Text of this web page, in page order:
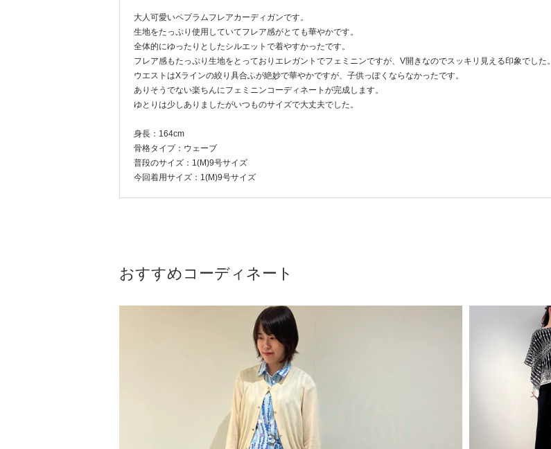
大人可愛いペプラムフレアカーディガンです。
生地をたっぷり使用していてフレア感がとても華やかです。
全体的にゆったりとしたシルエットで着やすかったです。
フレア感もたっぷり生地をとっておりエレガントでフェミニンですが、V開きなのでスッキリ見える印象でした。
ウエストはXラインの絞り具合ふが絶妙で華やかですが、子供っぽくならなかったです。
ありそうでない楽ちんにフェミニンコーディネートが完成します。
ゆとりは少しありましたがいつものサイズで大丈夫でした。
身長：164cm
骨格タイプ：ウェーブ
普段のサイズ：1(M)9号サイズ
今回着用サイズ：1(M)9号サイズ
おすすめコーディネート